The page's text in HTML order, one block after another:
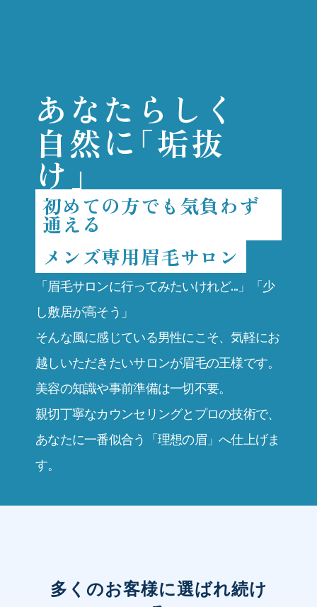
あなたらしく
自然に「垢抜
け」
初めての方でも気負わず
通える
メンズ専用眉毛サロン
「眉毛サロンに行ってみたいけれど...」「少
し敷居が高そう」
そんな風に感じている男性にこそ、気軽にお
越しいただきたいサロンが眉毛の王様です。
美容の知識や事前準備は一切不要。
親切丁寧なカウンセリングとプロの技術で、
あなたに一番似合う「理想の眉」へ仕上げま
す。
多くのお客様に選ばれ続け